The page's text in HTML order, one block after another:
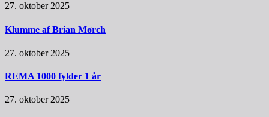
27. oktober 2025
Klumme af Brian Mørch
27. oktober 2025
REMA 1000 fylder 1 år
27. oktober 2025